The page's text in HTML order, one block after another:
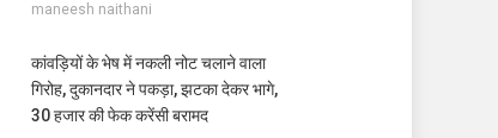
maneesh naithani
कांवड़ियों के भेष में नकली नोट चलाने वाला
गिरोह, दुकानदार ने पकड़ा, झटका देकर भागे,
30 हजार की फेक करेंसी बरामद